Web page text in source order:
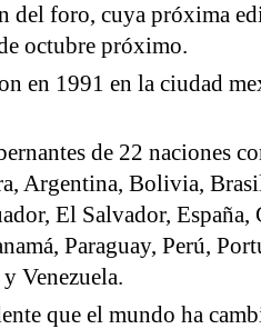
del foro, cuya próxima
octubre próximo.
en 1991 en la ciudad
de 22 naciones
Argentina, Bolivia,
El Salvador, España,
Paraguay, Perú,
Venezuela.
que el mundo ha